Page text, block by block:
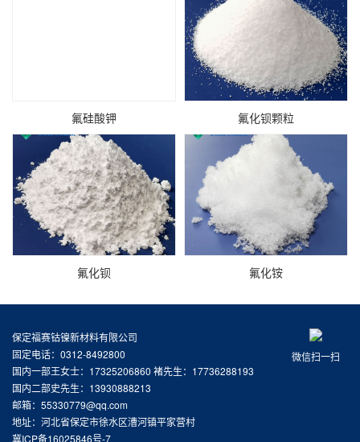
氟硅酸钾 氟化钡颗粒
氟化钡 氟化铵
微信扫一扫
保定福赛钴镍新材料有限公司
固定电话：0312-8492800
国内一部王女士：17325206860 褚先生：17736288193
国内二部史先生：13930888213
邮箱：55330779@qq.com
地址：河北省保定市徐水区漕河镇平家营村
冀ICP备16025846号-7